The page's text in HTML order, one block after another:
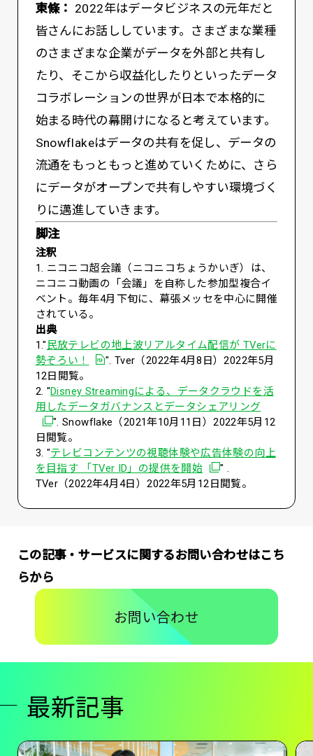
東條： 2022年はデータビジネスの元年だと
皆さんにお話ししています。さまざまな業種
のさまざまな企業がデータを外部と共有し
たり、そこから収益化したりといったデータ
コラボレーションの世界が日本で本格的に
始まる時代の幕開けになると考えています。
Snowflakeはデータの共有を促し、データの
流通をもっともっと進めていくために、さら
にデータがオープンで共有しやすい環境づく
りに邁進していきます。
脚注
注釈
1. ニコニコ超会議（ニコニコちょうかいぎ）は、
ニコニコ動画の「会議」を自称した参加型複合イ
ベント。毎年4月下旬に、幕張メッセを中心に開催
されている。
出典
1." 民放テレビの地上波リアルタイム配信が TVerに
勢ぞろい！
PDFを開く
". Tver（2022年4月8日）2022年5月
12日閲覧。
2. "Disney Streamingによる、データクラウドを活
用したデータガバナンスとデータシェアリング
". Snowflake（2021年10月11日）2022年5月12
日閲覧。
3. "テレビコンテンツの視聴体験や広告体験の向上
を目指す 「TVer ID」の提供を開始別ウィンドウで開く
" .
TVer（2022年4月4日）2022年5月12日閲覧。
この記事・サービスに関するお問い合わせはこち
らから
お問い合わせ
最新記事